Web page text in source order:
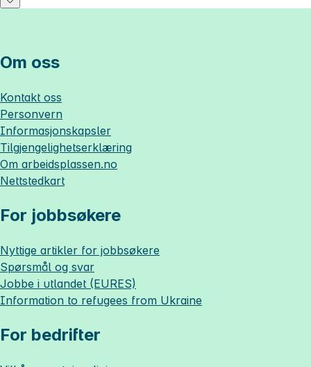
Om oss
Kontakt oss
Personvern
Informasjonskapsler
Tilgjengelighetserklæring
Om arbeidsplassen.no
Nettstedkart
For jobbsøkere
Nyttige artikler for jobbsøkere
Spørsmål og svar
Jobbe i utlandet (EURES)
Information to refugees from Ukraine
For bedrifter